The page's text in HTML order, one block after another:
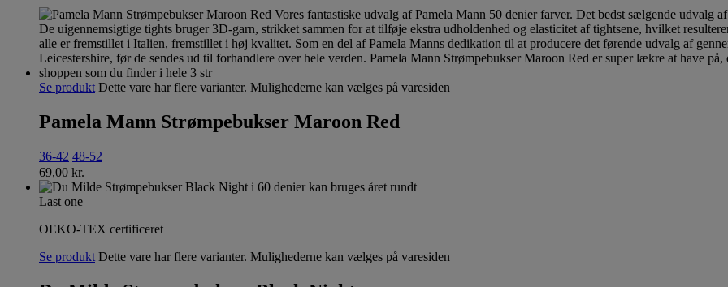
Se produkt Dette vare har flere varianter. Mulighederne kan vælges på varesiden
Pamela Mann Strømpebukser Maroon Red
36-42 48-52
69,00 kr.
Last one
OEKO-TEX certificeret
Se produkt Dette vare har flere varianter. Mulighederne kan vælges på varesiden